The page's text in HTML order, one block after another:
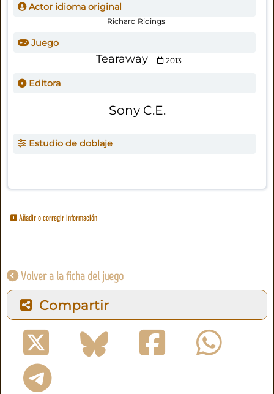
Actor idioma original
Richard Ridings
Juego
Tearaway 2013
Editora
Sony C.E.
Estudio de doblaje
Añadir o corregir información
Volver a la ficha del juego
Compartir